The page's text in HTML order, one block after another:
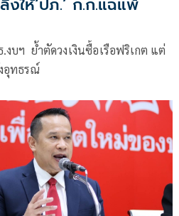
.’ ก.ก.แฉแพ้
บฯ ย้ำตัดวงเงินซื้อเรือฟริเกต แต่
อุทธรณ์